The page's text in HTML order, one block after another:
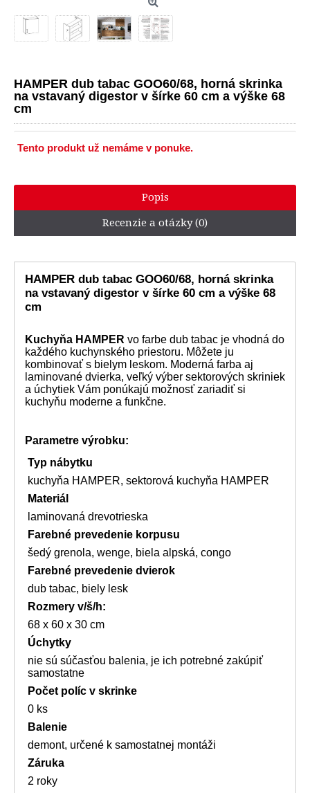
HAMPER dub tabac GOO60/68, horná skrinka
na vstavaný digestor v šírke 60 cm a výške 68
cm
Tento produkt už nemáme v ponuke.
Popis
Recenzie a otázky (0)
HAMPER dub tabac GOO60/68, horná skrinka
na vstavaný digestor v šírke 60 cm a výške 68
cm
Kuchyňa HAMPER vo farbe dub tabac je vhodná do
každého kuchynského priestoru. Môžete ju
kombinovať s bielym leskom. Moderná farba aj
laminované dvierka, veľký výber sektorových skriniek
a úchytiek Vám ponúkajú možnosť zariadiť si
kuchyňu moderne a funkčne.
Parametre výrobku:
Typ nábytku
kuchyňa HAMPER, sektorová kuchyňa HAMPER
Materiál
laminovaná drevotrieska
Farebné prevedenie korpusu
šedý grenola, wenge, biela alpská, congo
Farebné prevedenie dvierok
dub tabac, biely lesk
Rozmery v/š/h:
68 x 60 x 30 cm
Úchytky
nie sú súčasťou balenia, je ich potrebné zakúpiť
samostatne
Počet políc v skrinke
0 ks
Balenie
demont, určené k samostatnej montáži
Záruka
2 roky